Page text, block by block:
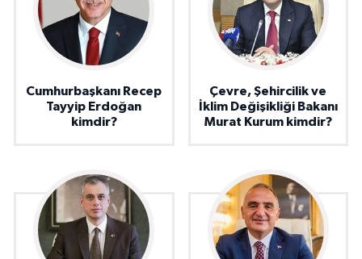
Cumhurbaşkanı Recep
Tayyip Erdoğan
kimdir?
Çevre, Şehircilik ve
İklim Değişikliği Bakanı
Murat Kurum kimdir?